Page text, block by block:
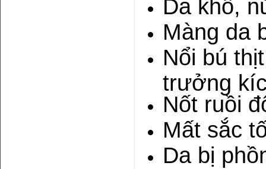
Da khô,
Màng da
Nổi bú
trưởng
Nốt ruồi
Mất sắc
Da bị